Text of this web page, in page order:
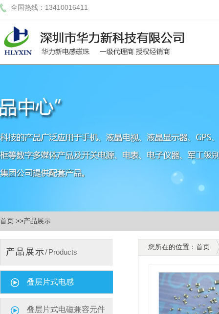
全国热线：13410016411
首页 >>产品展示
产品展示/Products
叠层片式电感
叠层片式电磁兼容元件
您所在的位置：首页